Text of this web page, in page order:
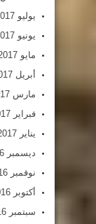
يوليو 2017
يونيو 2017
مايو 2017
أبريل 2017
مارس 2017
فبراير 2017
يناير 2017
ديسمبر 2016
نوفمبر 2016
أكتوبر 2016
سبتمبر 2016